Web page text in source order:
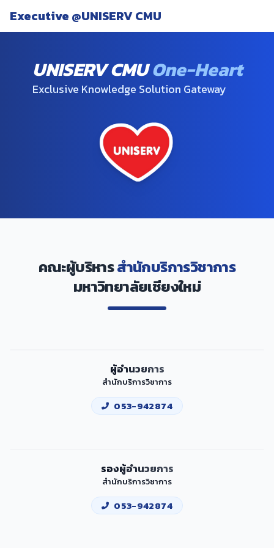
Executive @UNISERV CMU
UNISERV CMUOne-Heart
Exclusive Knowledge Solution Gateway
คณะผู้บริหารสำนักบริการวิชาการ
มหาวิทยาลัยเชียงใหม่
ผู้อำนวยการ
สำนักบริการวิชาการ
053-942874
รองผู้อำนวยการ
สำนักบริการวิชาการ
053-942874